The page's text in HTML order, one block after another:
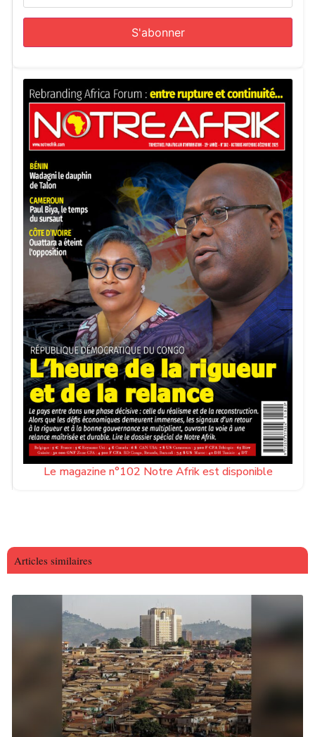
Le magazine n°102 Notre Afrik est disponible
Articles similaires